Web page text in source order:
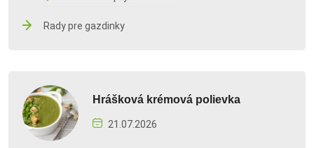
Rady pre gazdinky
Hrášková krémová polievka
21.07.2026